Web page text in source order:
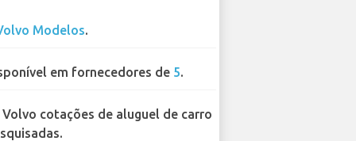
Modelos.
em fornecedores de 5.
Volvo cotações de aluguel de carro